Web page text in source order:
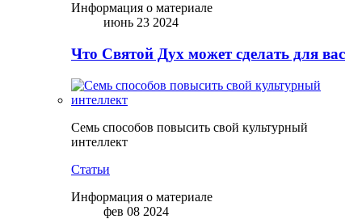
Информация о материале
июнь 23 2024
Что Святой Дух может сделать для вас
Семь способов повысить свой культурный
интеллект
Статьи
Информация о материале
фев 08 2024